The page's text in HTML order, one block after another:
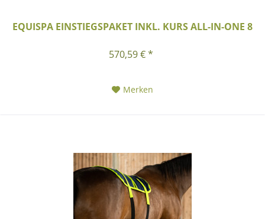
EQUISPA EINSTIEGSPAKET INKL. KURS ALL-IN-ONE 8
570,59 € *
Merken